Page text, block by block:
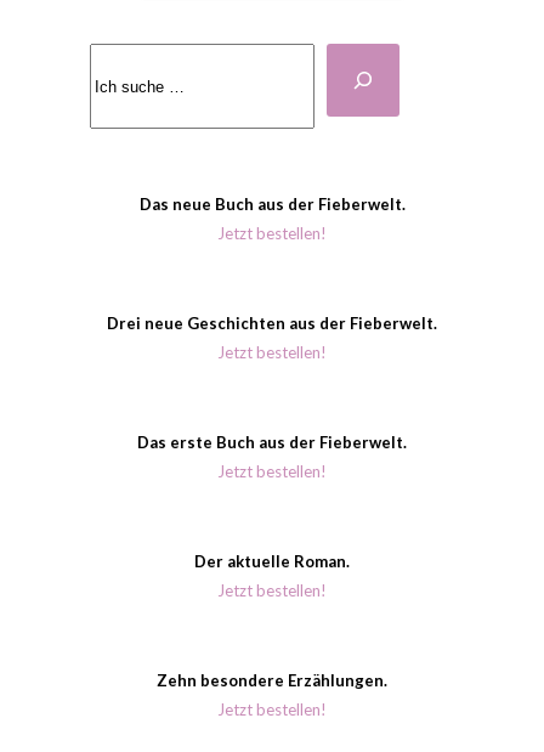
Das neue Buch aus der Fieberwelt.
Jetzt bestellen!
Drei neue Geschichten aus der Fieberwelt.
Jetzt bestellen!
Das erste Buch aus der Fieberwelt.
Jetzt bestellen!
Der aktuelle Roman.
Jetzt bestellen!
Zehn besondere Erzählungen.
Jetzt bestellen!